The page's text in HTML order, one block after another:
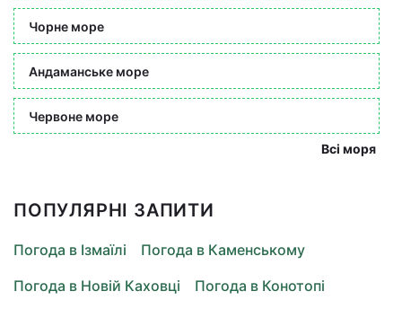
Чорне море
Андаманське море
Червоне море
Всі моря
ПОПУЛЯРНІ ЗАПИТИ
Погода в Ізмаїлі
Погода в Каменському
Погода в Новій Каховці
Погода в Конотопі